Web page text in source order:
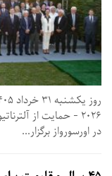
۲۰۲۶ - حمایت از
در اورسورواز برگزار...